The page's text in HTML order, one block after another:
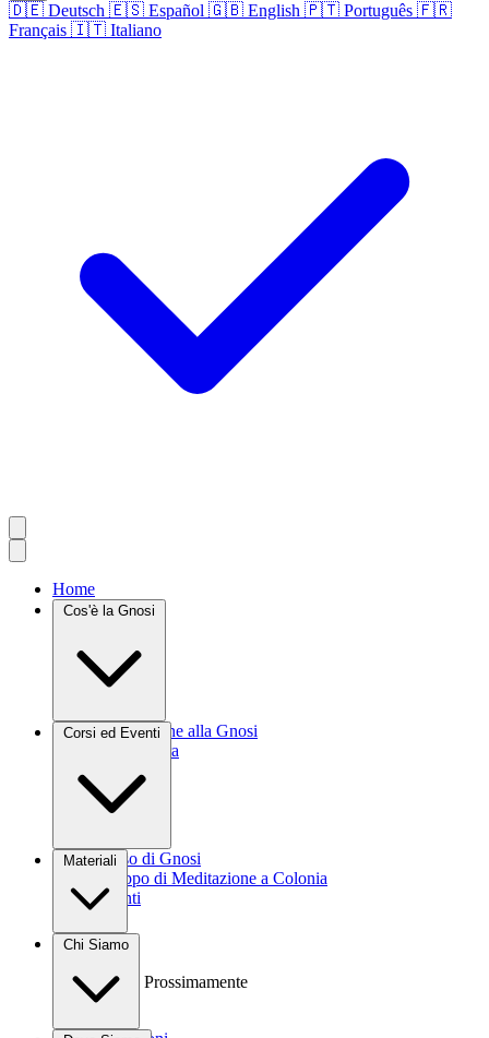
🇩🇪 Deutsch 🇪🇸 Español 🇬🇧 English 🇵🇹 Português 🇫🇷
Français 🇮🇹 Italiano
Home
Cos'è la Gnosi
Introduzione alla Gnosi
Agrocultura
Corsi ed Eventi
Corso di Gnosi
Gruppo di Meditazione a Colonia
Eventi
Materiali
Libri
Audio
Prossimamente
Chi Siamo